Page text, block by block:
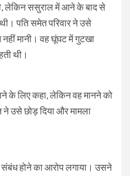
लेकिन ससुराल में आने के बाद से
पति समेत परिवार ने उसे
मानी। वह घूंघट में गुटखा
थी।
के लिए कहा, लेकिन वह मानने को
ने उसे छोड़ दिया और मामला
संबंध होने का आरोप लगाया। उसने